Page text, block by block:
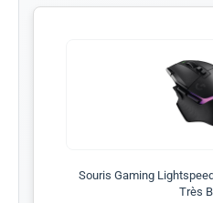
Souris Gaming
Très